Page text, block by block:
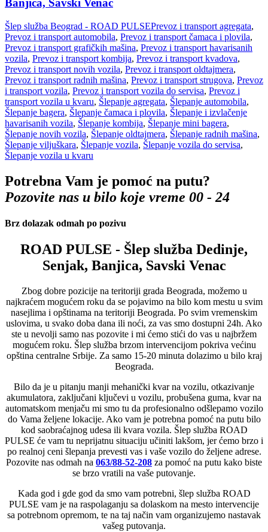
Banjica, Savski Venac
Šlep služba Beograd - ROAD PULSEPrevoz i transport agregata,
Prevoz i transport automobila, Prevoz i transport čamaca i plovila,
Prevoz i transport grafičkih mašina, Prevoz i transport havarisanih
vozila, Prevoz i transport kombija, Prevoz i transport kvadova,
Prevoz i transport novih vozila, Prevoz i transport oldtajmera,
Prevoz i transport radnih mašina, Prevoz i transport strugova, Prevoz
i transport vozila, Prevoz i transport vozila do servisa, Prevoz i
transport vozila u kvaru, Šlepanje agregata, Šlepanje automobila,
Šlepanje bagera, Šlepanje čamaca i plovila, Šlepanje i izvlačenje
havarisanih vozila, Šlepanje kombija, Šlepanje mini bagera,
Šlepanje novih vozila, Šlepanje oldtajmera, Šlepanje radnih mašina,
Šlepanje viljuškara, Šlepanje vozila, Šlepanje vozila do servisa,
Šlepanje vozila u kvaru
Potrebna Vam je pomoć na putu?
Pozovite nas u bilo koje vreme 00 - 24
Brz dolazak odmah po pozivu
ROAD PULSE - Šlep služba Dedinje,
Senjak, Banjica, Savski Venac
Zbog dobre pozicije na teritoriji grada Beograda, možemo u
najkraćem mogućem roku da se pojavimo na bilo kom mestu u svim
nasejlima i opštinama na teritoriji Beograda. Po svim vremenskim
uslovima, u svako doba dana ili noći, za vas smo dostupni 24h. Ako
ste u nevolji samo nas pozovite i mi ćemo stići do vas u najbržem
mogućem roku. Šlep služba brzom intervencijom pokriva većinu
opština centralne Srbije. Za samo 15-20 minuta dolazimo u bilo kraj
Beograda.
Bilo da je u pitanju manji mehanički kvar na vozilu, otkazivanje
akumulatora, zaključani ključevi u vozilu, probušena guma, kvar na
automatskom menjaču mi smo tu da profesionalno odšlepamo vozilo
do Vama željene lokacije. Ako vam je potrebna pomoć na putu bilo
kod saobraćajnog udesa ili kvara vozila. Šlep služba ROAD
PULSE će vam tu neprijatnu situaciju učiniti lakšom, jer ćemo brzo i
po realnoj ceni šlepanja prevesti vas i vaše vozilo do željene adrese.
Pozovite nas odmah na 063/88-52-208 za pomoć na putu kako biste
se brzo vratili na vaše putovanje.
Kada god i gde god da smo vam potrebni, šlep služba ROAD
PULSE vam je na raspolaganju sa dolaskom na mesto intervencije
sa potrebnom opremom, te na taj način vam organizujemo nastavak
vašeg putovanja.